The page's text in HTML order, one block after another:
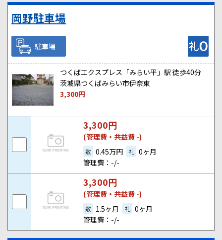
岡野駐車場
駐車場
つくばエクスプレス「みらい平」駅 徒歩40分
茨城県つくばみらい市伊奈東
3,300円
3,300円
(管理費・共益費 -)
敷 0.45万円 礼 0ヶ月
管理費：-/-
3,300円
(管理費・共益費 -)
敷 1.5ヶ月 礼 0ヶ月
管理費：-/-